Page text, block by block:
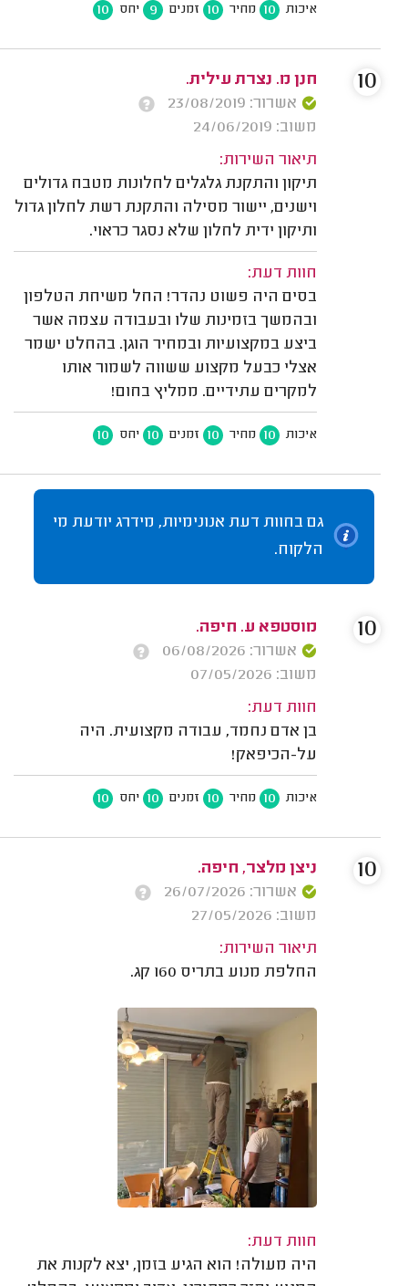
איכות 10 מחיר 10 זמנים 9 יחס 10
חנן מ. נצרת עילית.
אשרור: 23/08/2019
משוב: 24/06/2019
תיאור השירות:
תיקון והתקנת גלגלים לחלונות מטבח גדולים
וישנים, יישור מסילה והתקנת רשת לחלון גדול
ותיקון ידית לחלון שלא נסגר כראוי.
חוות דעת:
בסים היה פשוט נהדר! החל משיחת הטלפון
ובהמשך בזמינות שלו ובעבודה עצמה אשר
ביצע במקצועיות ובמחיר הוגן. בהחלט ישמר
אצלי כבעל מקצוע ששווה לשמור אותו
למקרים עתידיים. ממליץ בחום!
איכות 10 מחיר 10 זמנים 10 יחס 10
10
גם בחוות דעת אנונימיות, מידרג יודעת מי
הלקוח.
מוסטפא ע. חיפה.
אשרור: 06/08/2026
משוב: 07/05/2026
חוות דעת:
בן אדם נחמד, עבודה מקצועית. היה
על-הכיפאק!
איכות 10 מחיר 10 זמנים 10 יחס 10
10
ניצן מלצר, חיפה.
אשרור: 26/07/2026
משוב: 27/05/2026
תיאור השירות:
החלפת מנוע בתריס 160 קג.
חוות דעת:
היה מעולה! הוא הגיע בזמן, יצא לקנות את
10